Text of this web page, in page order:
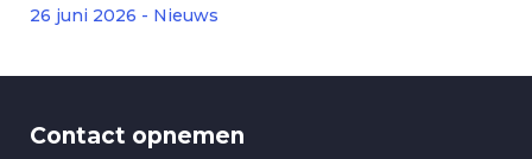
26 juni 2026 - Nieuws
Contact opnemen